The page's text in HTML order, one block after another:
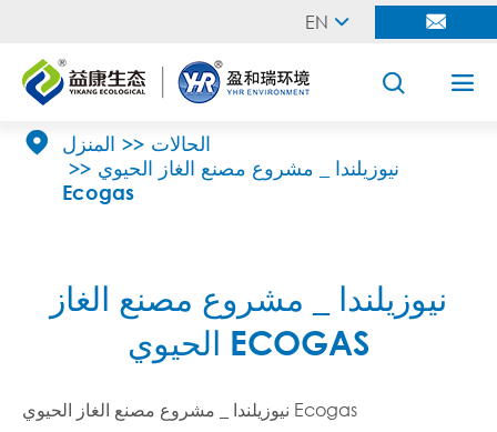
EN  
 
 المنزل
الحالات
نيوزيلندا _ مشروع مصنع الغاز الحيوي
Ecogas
نيوزيلندا _ مشروع مصنع الغاز
الحيوي ECOGAS
نيوزيلندا _ مشروع مصنع الغاز الحيوي Ecogas